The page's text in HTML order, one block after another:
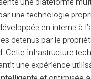
que l'enfant est
école à l'étranger et
N'oubliez pas
les temps impartis
des
contacter la CAF pour
requis et les
une plateforme
une technologie
en interne à
détenus par le
Cette infrastructure
une expérience